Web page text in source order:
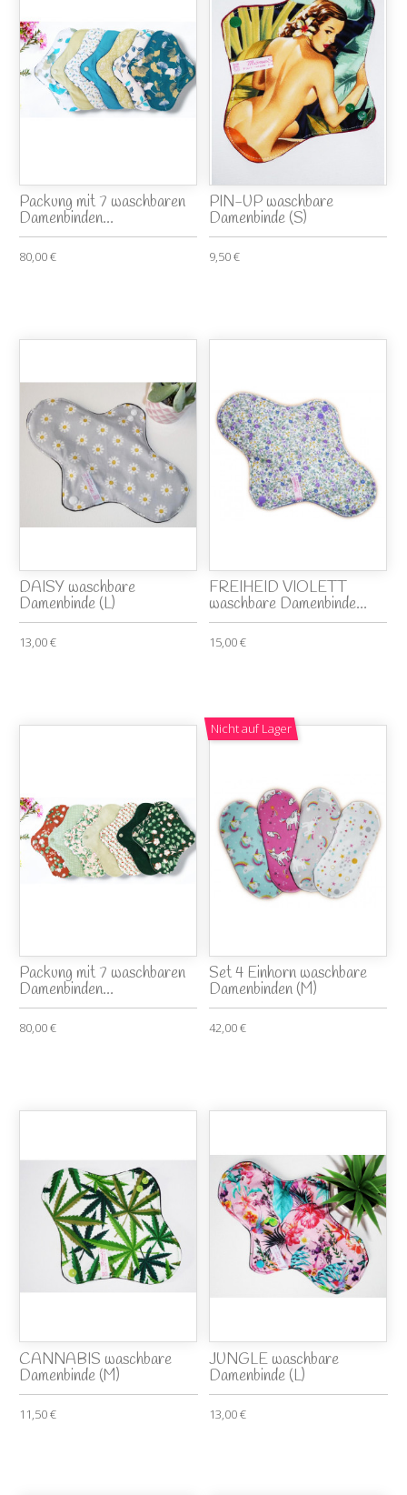
Packung mit 7 waschbaren
Damenbinden...
80,00 €
PIN-UP waschbare
Damenbinde (S)
9,50 €
DAISY waschbare
Damenbinde (L)
13,00 €
FREIHEID VIOLETT
waschbare Damenbinde...
15,00 €
Packung mit 7 waschbaren
Damenbinden...
80,00 €
Nicht auf Lager
Set 4 Einhorn waschbare
Damenbinden (M)
42,00 €
CANNABIS waschbare
Damenbinde (M)
11,50 €
JUNGLE waschbare
Damenbinde (L)
13,00 €